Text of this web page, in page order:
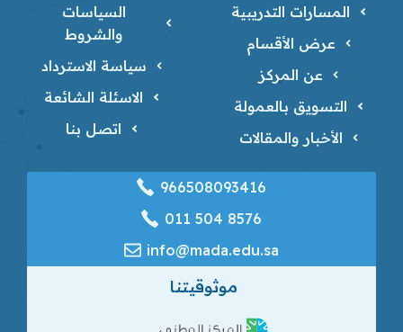
المسارات التدريبية
عرض الأقسام
عن المركز
التسويق بالعمولة
الأخبار والمقالات
السياسات
والشروط
سياسة الاسترداد
الاسئلة الشائعة
اتصل بنا
966508093416
‎011 504 8576
info@mada.edu.sa
موثوقيتنا